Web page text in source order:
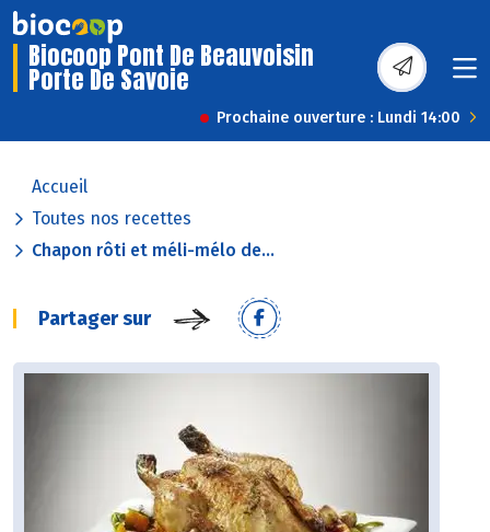
Biocoop Pont De Beauvoisin
Porte De Savoie
Prochaine ouverture : Lundi 14:00
Accueil
Toutes nos recettes
Chapon rôti et méli-mélo de...
Partager sur